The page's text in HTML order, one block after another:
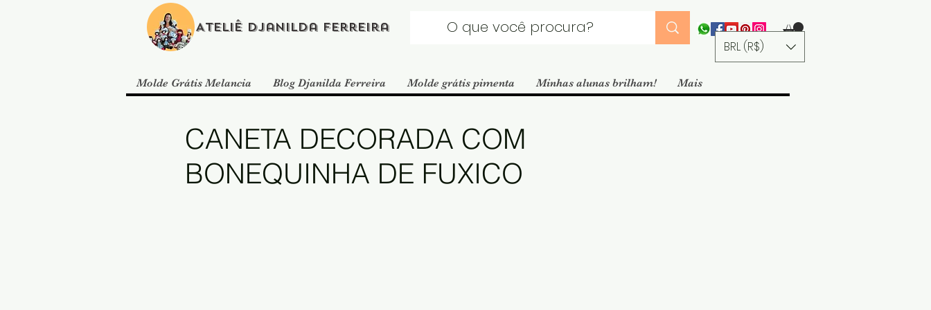
Ateliê Djanilda Ferreira
BRL (R$)
Molde Grátis Melancia Blog Djanilda Ferreira Molde grátis pimenta Minhas alunas brilham! Mais
CANETA DECORADA COM
BONEQUINHA DE FUXICO